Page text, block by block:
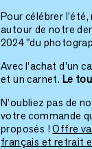
Pour célébrer
autour de notre
2024 "du
Avec l’achat d’un
et un carnet. Le
N’oubliez pas de
votre commande
proposés !Offre
français et retrait